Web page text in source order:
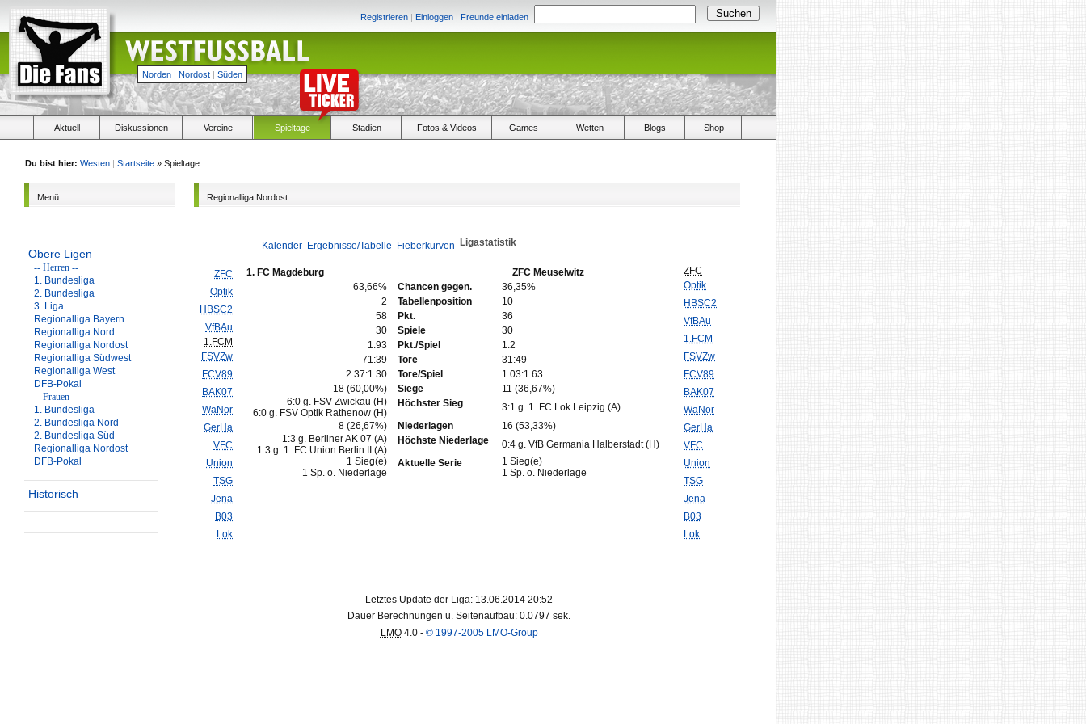
Registrieren | Einloggen | Freunde einladen
Norden | Nordost | Süden
Aktuell Diskussionen Vereine Spieltage Stadien Fotos & Videos Games Wetten Blogs Shop
Du bist hier: Westen | Startseite » Spieltage
Menü
Obere Ligen
-- Herren --
1. Bundesliga
2. Bundesliga
3. Liga
Regionalliga Bayern
Regionalliga Nord
Regionalliga Nordost
Regionalliga Südwest
Regionalliga West
DFB-Pokal
-- Frauen --
1. Bundesliga
2. Bundesliga Nord
2. Bundesliga Süd
Regionalliga Nordost
DFB-Pokal
Historisch
Regionalliga Nordost
Kalender Ergebnisse/Tabelle Fieberkurven Ligastatistik
ZFC
Optik
HBSC2
VfBAu
1.FCM
FSVZw
FCV89
BAK07
WaNor
GerHa
VFC
Union
TSG
Jena
B03
Lok
1. FC Magdeburg
ZFC Meuselwitz
63,66%
Chancen gegen.
36,35%
2
Tabellenposition
10
58
Pkt.
36
30
Spiele
30
1.93
Pkt./Spiel
1.2
71:39
Tore
31:49
2.37:1.30
Tore/Spiel
1.03:1.63
18 (60,00%)
Siege
11 (36,67%)
6:0 g. FSV Zwickau (H)
6:0 g. FSV Optik Rathenow (H)
Höchster Sieg
3:1 g. 1. FC Lok Leipzig (A)
8 (26,67%)
Niederlagen
16 (53,33%)
1:3 g. Berliner AK 07 (A)
1:3 g. 1. FC Union Berlin II (A)
Höchste Niederlage
0:4 g. VfB Germania Halberstadt (H)
1 Sieg(e)
1 Sp. o. Niederlage
Aktuelle Serie
1 Sieg(e)
1 Sp. o. Niederlage
ZFC
Optik
HBSC2
VfBAu
1.FCM
FSVZw
FCV89
BAK07
WaNor
GerHa
VFC
Union
TSG
Jena
B03
Lok
Letztes Update der Liga: 13.06.2014 20:52
Dauer Berechnungen u. Seitenaufbau: 0.0797 sek.
LMO4.0 - © 1997-2005 LMO-Group